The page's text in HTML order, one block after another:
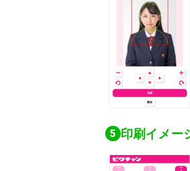
印刷イメー